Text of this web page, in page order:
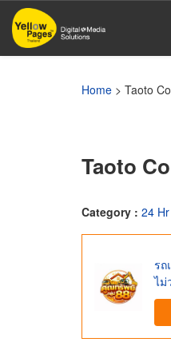
Skip
main
Home > Taoto
Taoto
Category : 24
รถ
ไม่